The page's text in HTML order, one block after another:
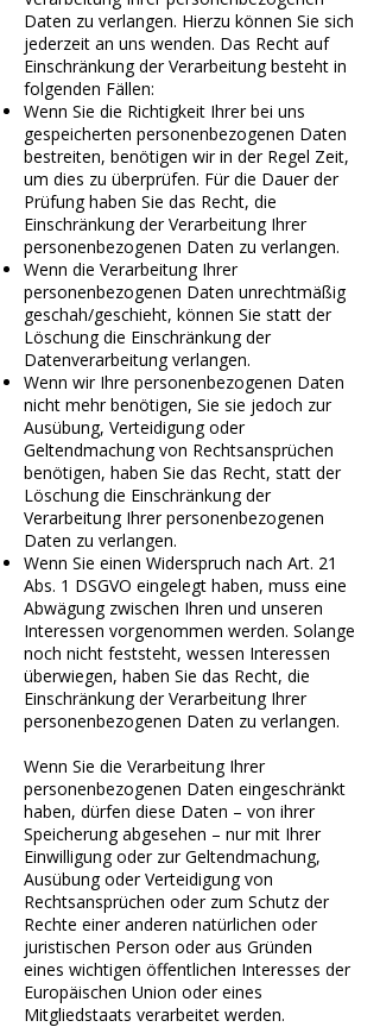
Daten zu verlangen. Hierzu können Sie sich
jederzeit an uns wenden. Das Recht auf
Einschränkung der Verarbeitung besteht in
folgenden Fällen:
Wenn Sie die Richtigkeit Ihrer bei uns
gespeicherten personenbezogenen Daten
bestreiten, benötigen wir in der Regel Zeit,
um dies zu überprüfen. Für die Dauer der
Prüfung haben Sie das Recht, die
Einschränkung der Verarbeitung Ihrer
personenbezogenen Daten zu verlangen.
Wenn die Verarbeitung Ihrer
personenbezogenen Daten unrechtmäßig
geschah/geschieht, können Sie statt der
Löschung die Einschränkung der
Datenverarbeitung verlangen.
Wenn wir Ihre personenbezogenen Daten
nicht mehr benötigen, Sie sie jedoch zur
Ausübung, Verteidigung oder
Geltendmachung von Rechtsansprüchen
benötigen, haben Sie das Recht, statt der
Löschung die Einschränkung der
Verarbeitung Ihrer personenbezogenen
Daten zu verlangen.
Wenn Sie einen Widerspruch nach Art. 21
Abs. 1 DSGVO eingelegt haben, muss eine
Abwägung zwischen Ihren und unseren
Interessen vorgenommen werden. Solange
noch nicht feststeht, wessen Interessen
überwiegen, haben Sie das Recht, die
Einschränkung der Verarbeitung Ihrer
personenbezogenen Daten zu verlangen.
Wenn Sie die Verarbeitung Ihrer
personenbezogenen Daten eingeschränkt
haben, dürfen diese Daten – von ihrer
Speicherung abgesehen – nur mit Ihrer
Einwilligung oder zur Geltendmachung,
Ausübung oder Verteidigung von
Rechtsansprüchen oder zum Schutz der
Rechte einer anderen natürlichen oder
juristischen Person oder aus Gründen
eines wichtigen öffentlichen Interesses der
Europäischen Union oder eines
Mitgliedstaats verarbeitet werden.